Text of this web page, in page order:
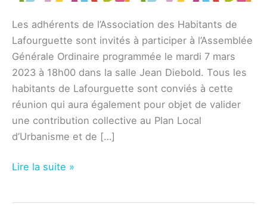
Les adhérents de l’Association des Habitants de
Lafourguette sont invités à participer à l’Assemblée
Générale Ordinaire programmée le mardi 7 mars
2023 à 18h00 dans la salle Jean Diebold. Tous les
habitants de Lafourguette sont conviés à cette
réunion qui aura également pour objet de valider
une contribution collective au Plan Local
d’Urbanisme et de […]
Association
Lire la suite »